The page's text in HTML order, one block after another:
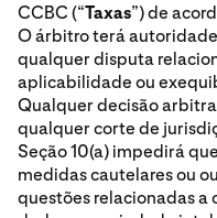
CCBC (“Taxas”) de
O árbitro terá
qualquer disputa
aplicabilidade ou
Qualquer decisão
qualquer corte de
Seção 10(a) impedirá
medidas cautelares ou
questões relacionadas